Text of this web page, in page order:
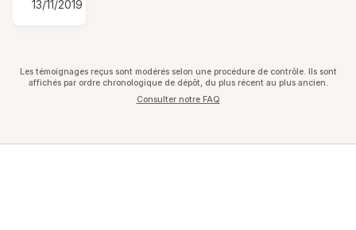
13/11/2019
Les témoignages reçus sont modérés selon une procédure de contrôle. Ils sont
affichés par ordre chronologique de dépôt, du plus récent au plus ancien.
Consulter notre FAQ